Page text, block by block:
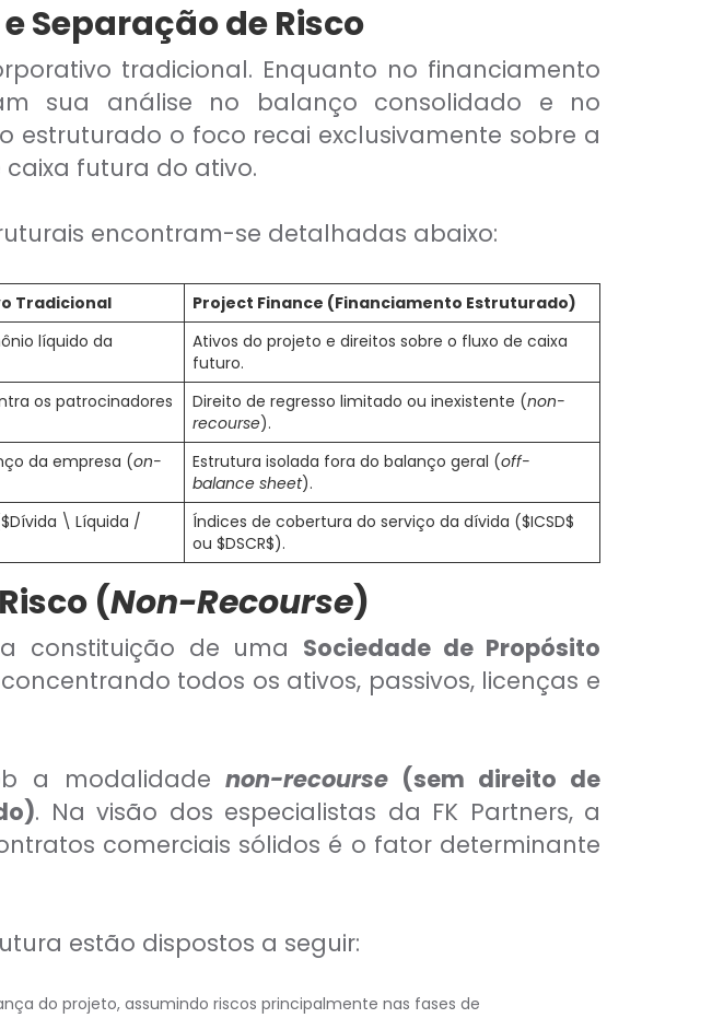
Separação de Risco
tradicional. Enquanto no financiamento
sua análise no balanço consolidado e no
o foco recai exclusivamente sobre a
futura do ativo.
encontram-se detalhadas abaixo:
Tradicional Project Finance (Financiamento Estruturado)
líquido da
Ativos do projeto e direitos sobre o fluxo de caixa
futuro.
os patrocinadores
Direito de regresso limitado ou inexistente (non-
recourse).
da empresa (on-
Estrutura isolada fora do balanço geral (off-
balance sheet).
\ Líquida /
Índices de cobertura do serviço da dívida ($ICSD$
ou $DSCR$).
(Non-Recourse)
constituição de uma Sociedade de Propósito
todos os ativos, passivos, licenças e
a modalidadenon-recourse (sem direito de
. Na visão dos especialistas da FK Partners, a
comerciais sólidos é o fator determinante
estão dispostos a seguir:
do projeto, assumindo riscos principalmente nas fases de